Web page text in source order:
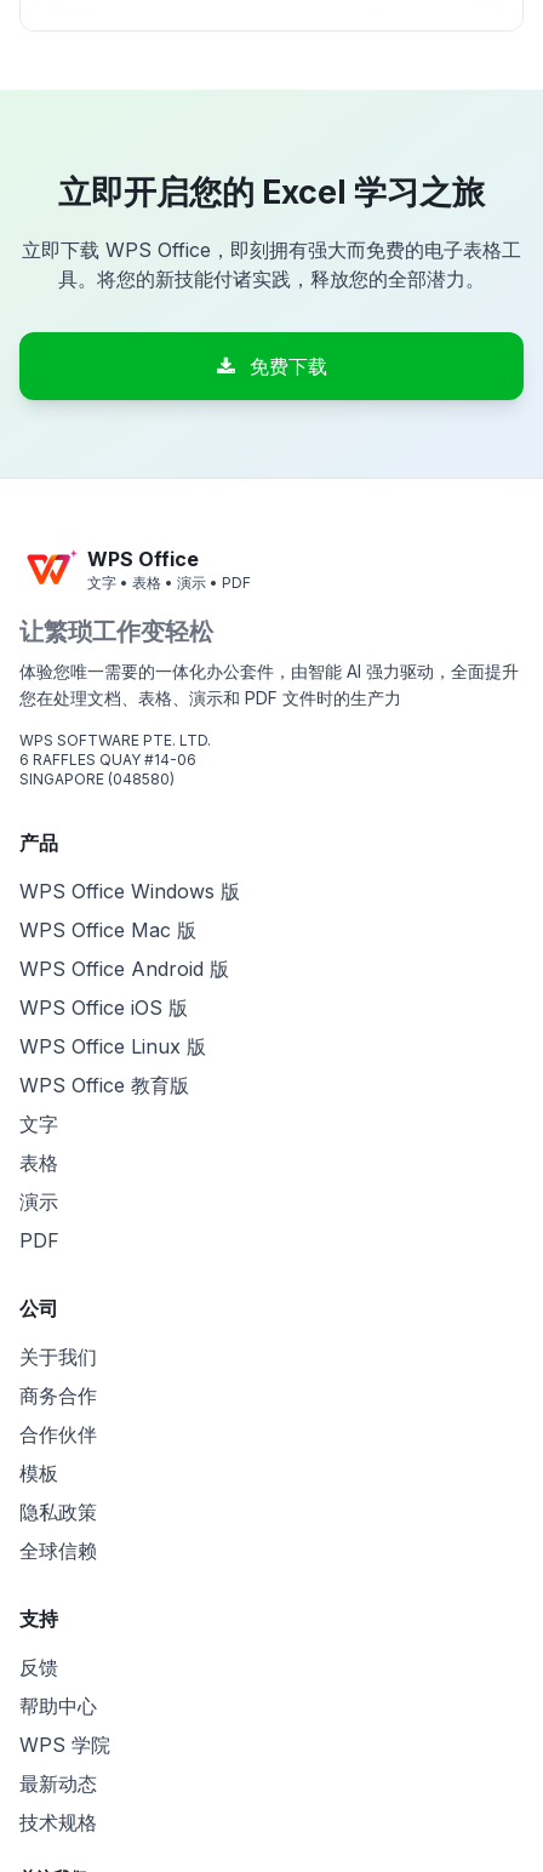
立即开启您的 Excel 学习之旅
立即下载 WPS Office，即刻拥有强大而免费的电子表格工
具。将您的新技能付诸实践，释放您的全部潜力。
免费下载
WPS Office
文字 • 表格 • 演示 • PDF
让繁琐工作变轻松
体验您唯一需要的一体化办公套件，由智能 AI 强力驱动，全面提升
您在处理文档、表格、演示和 PDF 文件时的生产力
WPS SOFTWARE PTE. LTD.
6 RAFFLES QUAY #14-06
SINGAPORE (048580)
产品
WPS Office Windows 版
WPS Office Mac 版
WPS Office Android 版
WPS Office iOS 版
WPS Office Linux 版
WPS Office 教育版
文字
表格
演示
PDF
公司
关于我们
商务合作
合作伙伴
模板
隐私政策
全球信赖
支持
反馈
帮助中心
WPS 学院
最新动态
技术规格